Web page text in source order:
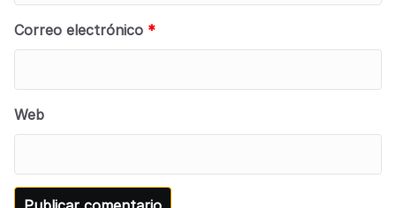
Correo electrónico *
Web